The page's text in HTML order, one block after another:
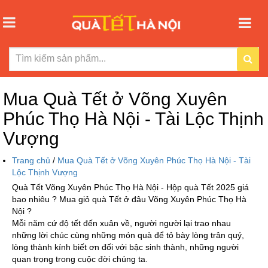
Mua Quà Tết ở Võng Xuyên
Phúc Thọ Hà Nội - Tài Lộc Thịnh
Vượng
Trang chủ / Mua Quà Tết ở Võng Xuyên Phúc Thọ Hà Nội - Tài
Lộc Thịnh Vượng
Quà Tết Võng Xuyên Phúc Thọ Hà Nội - Hộp quà Tết 2025 giá
bao nhiêu ? Mua giỏ quà Tết ở đâu Võng Xuyên Phúc Thọ Hà
Nội ?
Mỗi năm cứ độ tết đến xuân về, người người lại trao nhau
những lời chúc cùng những món quà để tỏ bày lòng trân quý,
lòng thành kính biết ơn đối với bậc sinh thành, những người
quan trọng trong cuộc đời chúng ta.